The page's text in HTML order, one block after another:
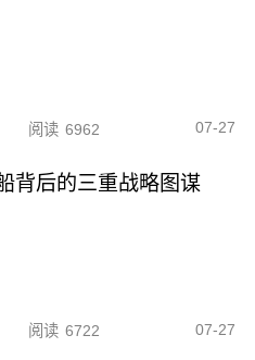
阅读 6962 07-27
背后的三重战略图谋
阅读 6722 07-27